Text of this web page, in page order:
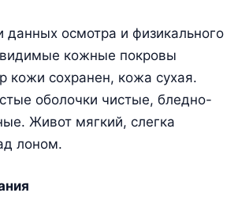
данных осмотра и физикального
кожные покровы
кожи сохранен, кожа сухая.
оболочки чистые, бледно-
Живот мягкий, слегка
лоном.